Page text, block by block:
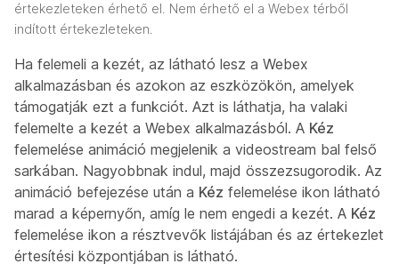
értekezleteken érhető el. Nem érhető el a Webex térből
indított értekezleteken.
Ha felemeli a kezét, az látható lesz a Webex
alkalmazásban és azokon az eszközökön, amelyek
támogatják ezt a funkciót. Azt is láthatja, ha valaki
felemelte a kezét a Webex alkalmazásból. A Kéz
felemelése animáció megjelenik a videostream bal felső
sarkában. Nagyobbnak indul, majd összezsugorodik. Az
animáció befejezése után a Kéz felemelése ikon látható
marad a képernyőn, amíg le nem engedi a kezét. A Kéz
felemelése ikon a résztvevők listájában és az értekezlet
értesítési központjában is látható.